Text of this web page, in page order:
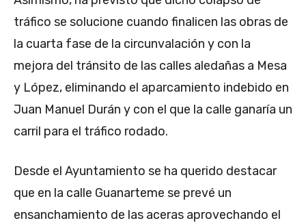
tráfico se solucione cuando finalicen las obras de
la cuarta fase de la circunvalación y con la
mejora del tránsito de las calles aledañas a Mesa
y López, eliminando el aparcamiento indebido en
Juan Manuel Durán y con el que la calle ganaría un
carril para el tráfico rodado.
Desde el Ayuntamiento se ha querido destacar
que en la calle Guanarteme se prevé un
ensanchamiento de las aceras aprovechando el